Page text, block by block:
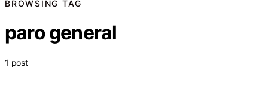
BROWSING TAG
paro general
1 post